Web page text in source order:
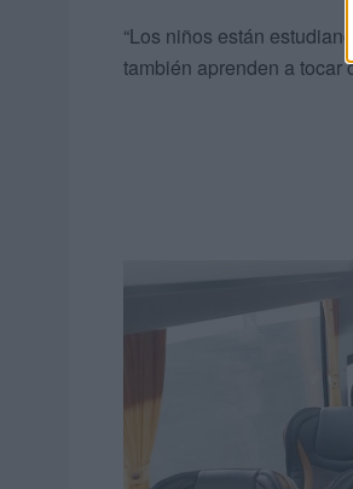
“Los niños están
también aprenden a tocar